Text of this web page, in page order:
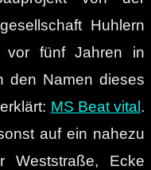
Huhlern
fünf Jahren in
den Namen dieses
MS Beat vital.
auf ein nahezu
Weststraße, Ecke